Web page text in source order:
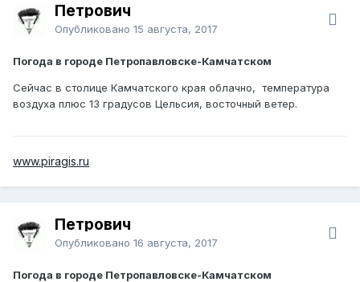
Петрович
Опубликовано 15 августа, 2017
Погода в городе Петропавловске-Камчатском
Сейчас в столице Камчатского края облачно, температура
воздуха плюс 13 градусов Цельсия, восточный ветер.
www.piragis.ru
Петрович
Опубликовано 16 августа, 2017
Погода в городе Петропавловске-Камчатском